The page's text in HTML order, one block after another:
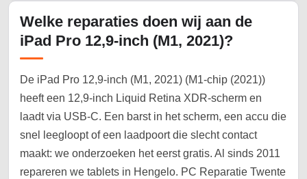
Welke reparaties doen wij aan de
iPad Pro 12,9-inch (M1, 2021)?
De iPad Pro 12,9-inch (M1, 2021) (M1-chip (2021))
heeft een 12,9-inch Liquid Retina XDR-scherm en
laadt via USB-C. Een barst in het scherm, een accu die
snel leegloopt of een laadpoort die slecht contact
maakt: we onderzoeken het eerst gratis. Al sinds 2011
repareren we tablets in Hengelo. PC Reparatie Twente